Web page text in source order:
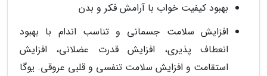
بهبود کیفیت خواب با آرامش فکر و بدن
افزایش سلامت جسمانی و تناسب اندام با بهبود
انعطاف پذیری، افزایش قدرت عضلانی، افزایش
استقامت و افزایش سلامت تنفسی و قلبی عروقی. یوگا